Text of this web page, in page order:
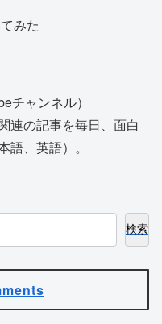
みた
チャンネル）
連の記事を毎日、面白
、英語）。
検索